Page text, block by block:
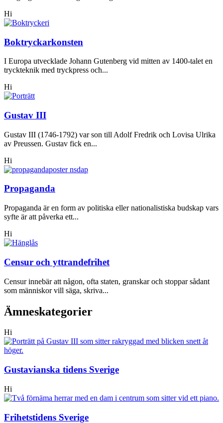
Hi
Boktryckarkonsten
I Europa utvecklade Johann Gutenberg vid mitten av 1400-talet en
tryckteknik med tryckpress och...
Hi
Gustav III
Gustav III (1746-1792) var son till Adolf Fredrik och Lovisa Ulrika
av Preussen. Gustav fick en...
Hi
Propaganda
Propaganda är en form av politiska eller nationalistiska budskap vars
syfte är att påverka ett...
Hi
Censur och yttrandefrihet
Censur innebär att någon, ofta staten, granskar och stoppar sådant
som människor vill säga, skriva...
Ämneskategorier
Hi
Gustavianska tidens Sverige
Hi
Frihetstidens Sverige